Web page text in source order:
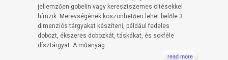
jellemzően gobelin vagy keresztszemes öltésekkel
hímzik. Merevségének köszönhetően lehet belőle 3
dimenziós tárgyakat készíteni, például fedeles
dobozt, ékszeres dobozkát, táskákat, és sokféle
dísztárgyat. A műanyag...
read more